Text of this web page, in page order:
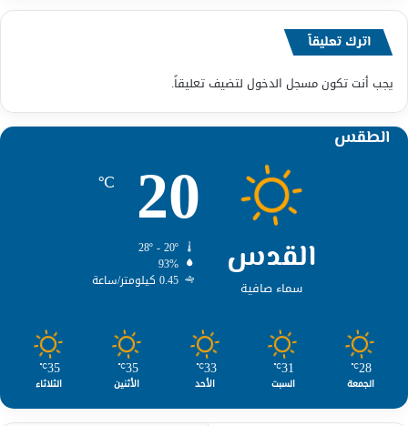
اترك تعليقاً
يجب أنت تكونمسجل الدخول لتضيف تعليقاً.
الطقس
القدس
سماء صافية
20
℃
93%
0.45 كيلومتر/ساعة
28
℃
الجمعة
31
℃
السبت
33
℃
الأحد
35
℃
الأثنين
35
℃
الثلاثاء